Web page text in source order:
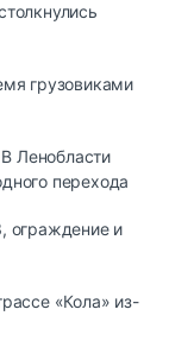
грузовиками
Ленобласти
перехода
ограждение и
«Кола» из-